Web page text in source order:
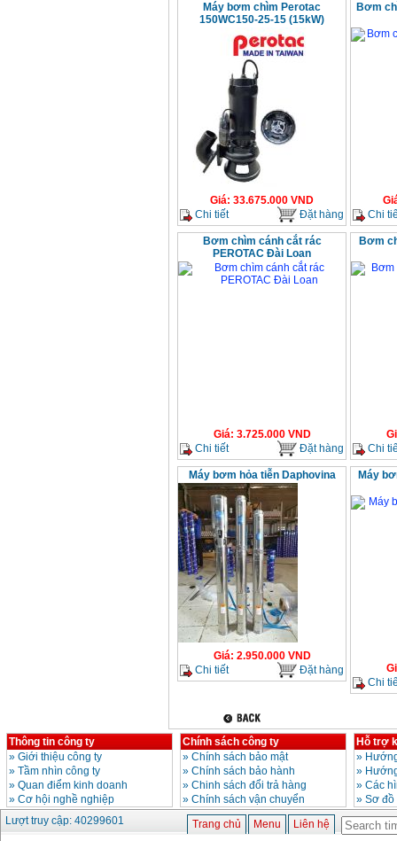
Máy bơm chìm Perotac
150WC150-25-15 (15kW)
Giá: 33.675.000 VND
Chi tiết
Đặt hàng
Bơm
Chi
Bơm chìm cánh cắt rác
PEROTAC Đài Loan
Giá: 3.725.000VND
Chi tiết
Đặt hàng
Bơm
Chi
Máy bơm hỏa tiễn Daphovina
Giá: 2.950.000VND
Chi tiết
Đặt hàng
Máy
Chi
Thông tin công ty
» Giới thiệu công ty
» Tầm nhìn công ty
» Quan điểm kinh doanh
» Cơ hội nghề nghiệp
Chính sách công ty
» Chính sách bảo mật
» Chính sách bảo hành
» Chinh sách đổi trả hàng
» Chính sách vận chuyển
Hỗ trợ
»
»
» Các
» Sơ
Lượt truy cập: 40299601
Trang chủ Menu Liên hệ